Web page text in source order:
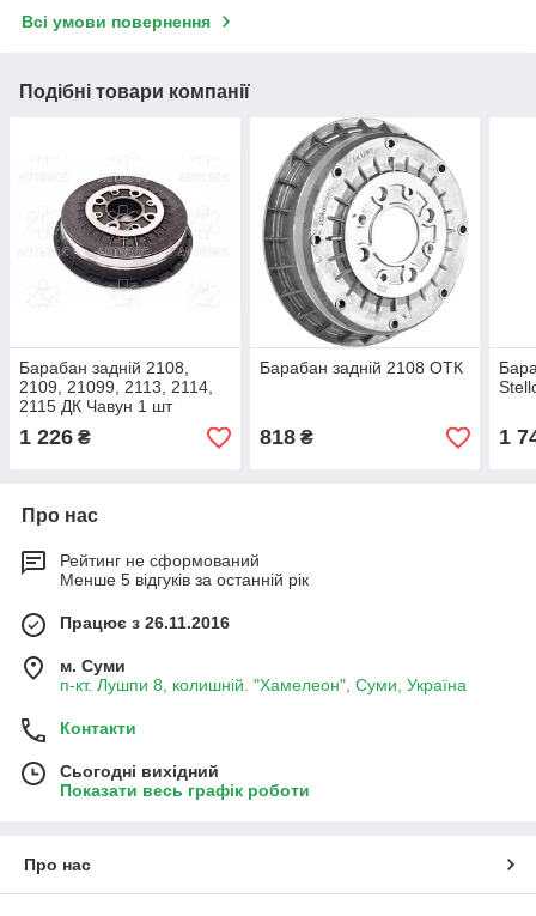
Всі умови повернення
Подібні товари компанії
Барабан задній 2108,
2109, 21099, 2113, 2114,
2115 ДК Чавун 1 шт
1 226 ₴
Барабан задній 2108 ОТК
818₴ 1
Про нас
Рейтинг не сформований
Менше 5 відгуків за останній рік
Працює з 26.11.2016
м. Суми
п-кт. Лушпи 8, колишній. "Хамелеон", Суми, Україна
Контакти
Сьогодні вихідний
Показати весь графік роботи
Про нас